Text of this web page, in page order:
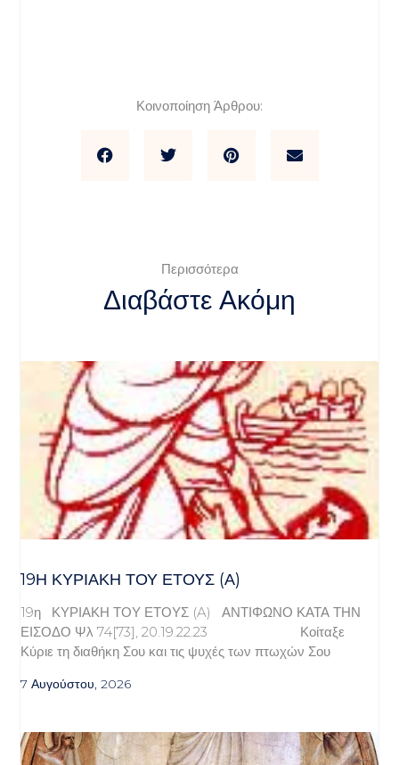
Κοινοποίηση Άρθρου:
Περισσότερα
Διαβάστε Ακόμη
19Η ΚΥΡΙΑΚΉ ΤΟΥ ΈΤΟΥΣ (Α)
19η ΚΥΡΙΑΚΗ ΤΟΥ ΕΤΟΥΣ (A) ΑΝΤΙΦΩΝΟ ΚΑΤΑ ΤΗΝ
ΕΙΣΟΔΟ Ψλ 74[73], 20.19.22.23 Κοίταξε
Κύριε τη διαθήκη Σου και τις ψυχές των πτωχών Σου
7 Αυγούστου, 2026